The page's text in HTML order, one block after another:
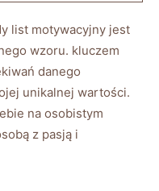
list motywacyjny jest
wzoru. kluczem
danego
unikalnej wartości.
na osobistym
z pasją i